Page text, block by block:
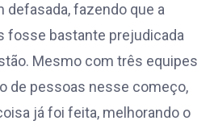
defasada, fazendo que a
fosse bastante prejudicada
Mesmo com três equipes
de pessoas nesse começo,
já foi feita, melhorando o